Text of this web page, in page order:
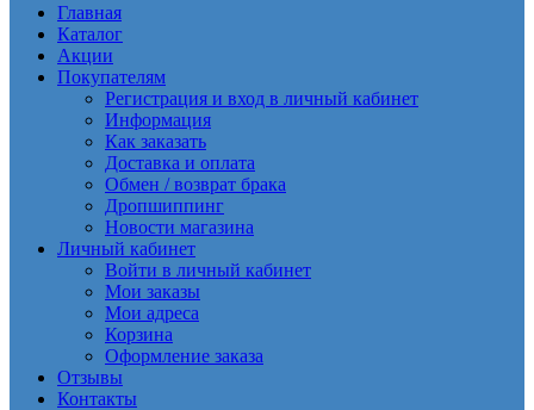
Главная
Каталог
Акции
Покупателям
Регистрация и вход в личный кабинет
Информация
Как заказать
Доставка и оплата
Обмен / возврат брака
Дропшиппинг
Новости магазина
Личный кабинет
Войти в личный кабинет
Мои заказы
Мои адреса
Корзина
Оформление заказа
Отзывы
Контакты